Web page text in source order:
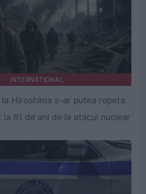
INTERNATIONAL
Hiroshima s-ar putea repeta.
la 81 de ani de la atacul nuclear